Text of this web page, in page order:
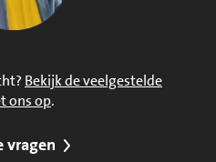
Bekijk de veelgestelde
ons op.
vragen